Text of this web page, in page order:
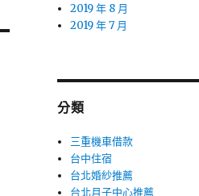
2019 年 8 月
2019 年 7 月
分類
三重機車借款
台中住宿
台北婚紗推薦
台北月子中心推薦